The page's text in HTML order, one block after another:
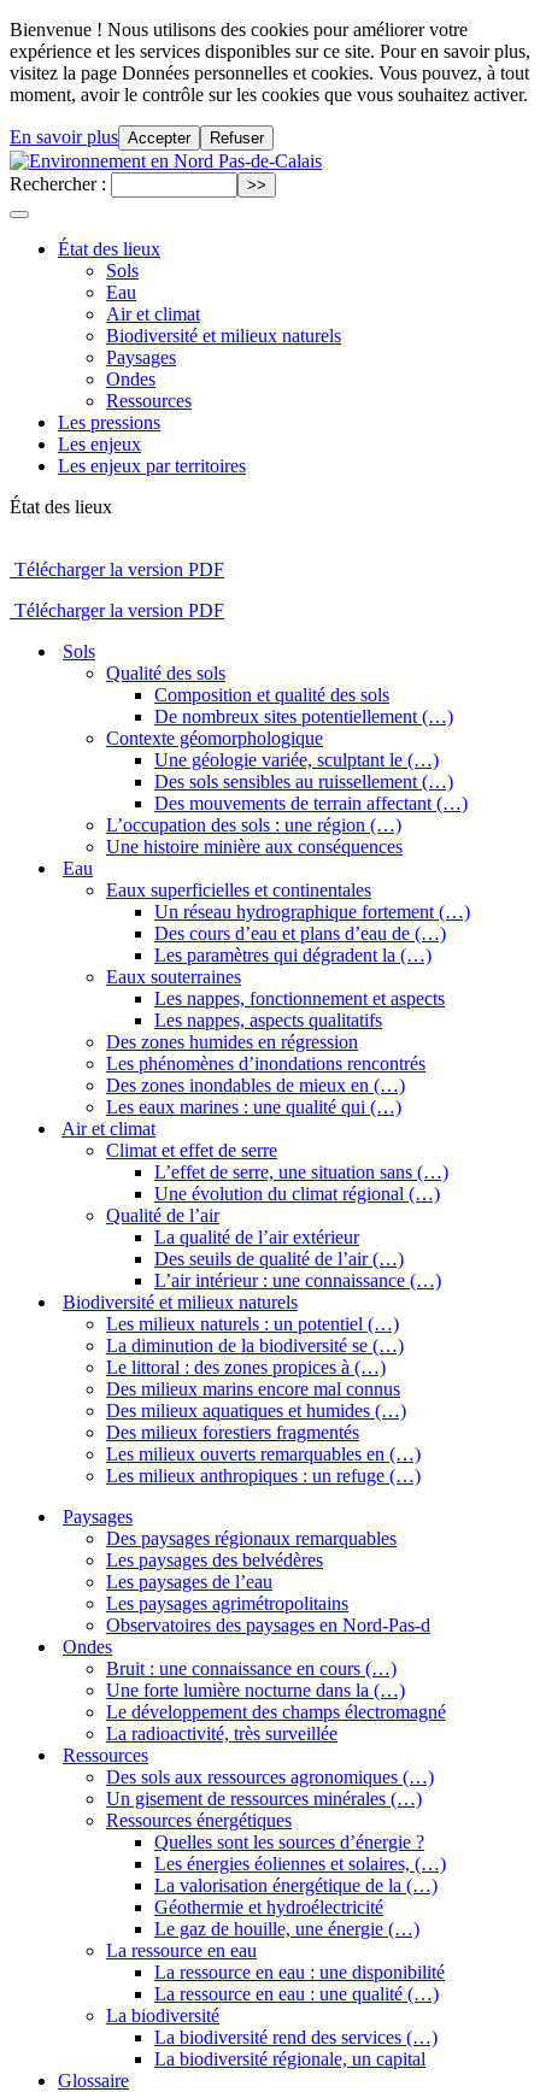
Bienvenue ! Nous utilisons des cookies pour améliorer votre
expérience et les services disponibles sur ce site. Pour en savoir plus,
visitez la page Données personnelles et cookies. Vous pouvez, à tout
moment, avoir le contrôle sur les cookies que vous souhaitez activer.
En savoir plus Accepter Refuser
Rechercher :
État des lieux
Sols
Eau
Air et climat
Biodiversité et milieux naturels
Paysages
Ondes
Ressources
Les pressions
Les enjeux
Les enjeux par territoires
État des lieux
Télécharger la version PDF
Télécharger la version PDF
Sols
Qualité des sols
Composition et qualité des sols
De nombreux sites potentiellement (…)
Contexte géomorphologique
Une géologie variée, sculptant le (…)
Des sols sensibles au ruissellement (…)
Des mouvements de terrain affectant (…)
L’occupation des sols : une région (…)
Une histoire minière aux conséquences
Eau
Eaux superficielles et continentales
Un réseau hydrographique fortement (…)
Des cours d’eau et plans d’eau de (…)
Les paramètres qui dégradent la (…)
Eaux souterraines
Les nappes, fonctionnement et aspects
Les nappes, aspects qualitatifs
Des zones humides en régression
Les phénomènes d’inondations rencontrés
Des zones inondables de mieux en (…)
Les eaux marines : une qualité qui (…)
Air et climat
Climat et effet de serre
L’effet de serre, une situation sans (…)
Une évolution du climat régional (…)
Qualité de l’air
La qualité de l’air extérieur
Des seuils de qualité de l’air (…)
L’air intérieur : une connaissance (…)
Biodiversité et milieux naturels
Les milieux naturels : un potentiel (…)
La diminution de la biodiversité se (…)
Le littoral : des zones propices à (…)
Des milieux marins encore mal connus
Des milieux aquatiques et humides (…)
Des milieux forestiers fragmentés
Les milieux ouverts remarquables en (…)
Les milieux anthropiques : un refuge (…)
Paysages
Des paysages régionaux remarquables
Les paysages des belvédères
Les paysages de l’eau
Les paysages agrimétropolitains
Observatoires des paysages en Nord-Pas-d
Ondes
Bruit : une connaissance en cours (…)
Une forte lumière nocturne dans la (…)
Le développement des champs électromagné
La radioactivité, très surveillée
Ressources
Des sols aux ressources agronomiques (…)
Un gisement de ressources minérales (…)
Ressources énergétiques
Quelles sont les sources d’énergie ?
Les énergies éoliennes et solaires, (…)
La valorisation énergétique de la (…)
Géothermie et hydroélectricité
Le gaz de houille, une énergie (…)
La ressource en eau
La ressource en eau : une disponibilité
La ressource en eau : une qualité (…)
La biodiversité
La biodiversité rend des services (…)
La biodiversité régionale, un capital
Glossaire